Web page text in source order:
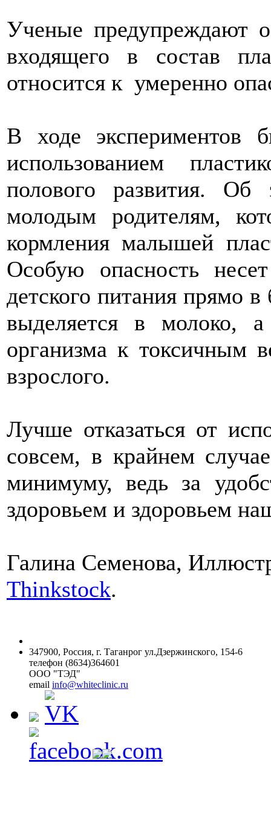
Ученые предупреждают
входящего в состав
относится к умеренно
В ходе экспериментов
использованием
полового развития. Об
молодым родителям,
кормления малышей
Особую опасность
детского питания прямо
выделяется в молоко,
организма к токсичным
взрослого.
Лучше отказаться от
совсем, в крайнем
минимуму, ведь за
здоровьем и здоровьем
Галина Семенова,
Thinkstock.
347900, Россия, г. Таганрог ул.Дзержинского, 154-6
телефон (8634)364601
ООО "ТЭД"
email info@whiteclinic.ru